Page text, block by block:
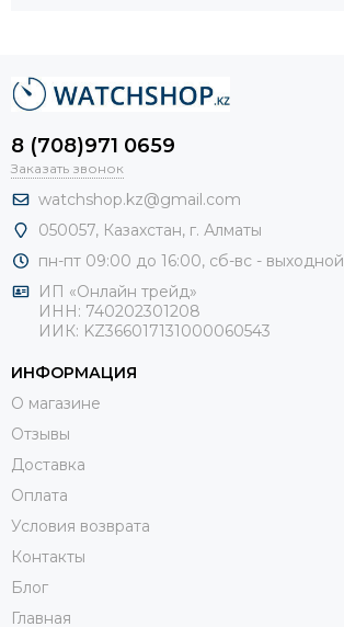
8 (708)971 0659
Заказать звонок
watchshop.kz@gmail.com
050057, Казахстан, г. Алматы
пн-пт 09:00 до 16:00, сб-вс - выходной
ИП «Онлайн трейд»
ИНН: 740202301208
ИИК: KZ366017131000060543
ИНФОРМАЦИЯ
О магазине
Отзывы
Доставка
Оплата
Условия возврата
Контакты
Блог
Главная